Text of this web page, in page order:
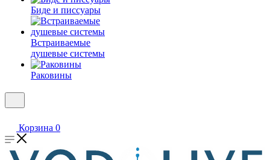
Биде и писсуары
Встраиваемые
душевые системы
Раковины
Корзина 0